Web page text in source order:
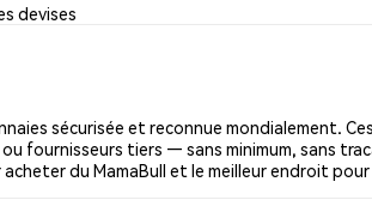
devises
sécurisée et reconnue mondialement.
fournisseurs tiers — sans minimum, sans
du MamaBull et le meilleur endroit pour